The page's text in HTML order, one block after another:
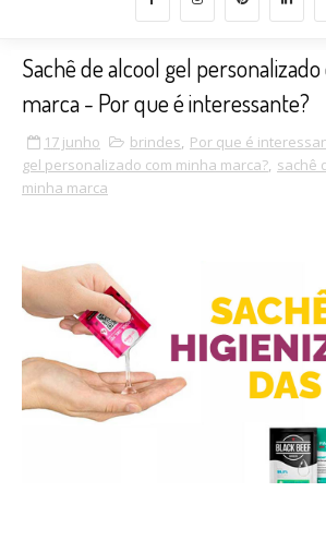
Sachê de alcool gel
marca - Por que é interessante?
17 junho brindes, Por que é
gel personalizado com minha marca?, sachê
minha marca